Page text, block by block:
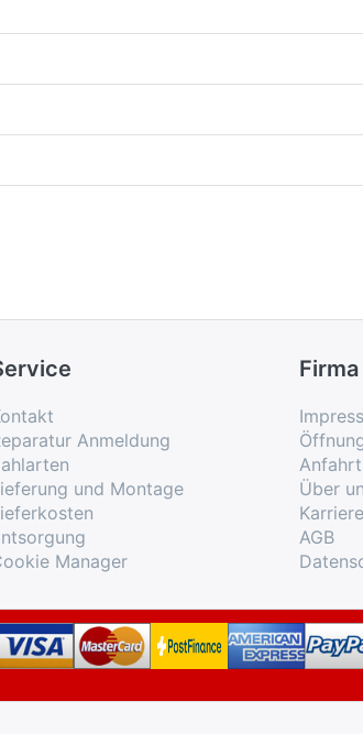
Anmeldung
und Montage
Manager
Firma
Anfahrt
Über
Karriere
AGB